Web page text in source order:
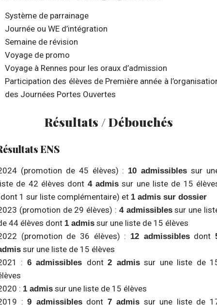
Système de parrainage
Journée ou WE d’intégration
Semaine de révision
Voyage de promo
Voyage à Rennes pour les oraux d’admission
Participation des élèves de Première année à
des Journées Portes Ouvertes
Résultats / Débouchés
ENS
(promotion de 45 élèves) : 10 admissibles sur
de 42 élèves dont 4 admis sur une liste de 15
1 sur liste complémentaire) et 1 admis sur dossier
(promotion de 29 élèves) : 4admissiblessur une
44 élèves dont 1 admis sur une liste de 15 élèves
(promotion de 36 élèves) : 12 admissiblesdont
sur une liste de 15 élèves
: 6 admissibles dont2 admissur une liste de
: 1 admis sur une liste de 15 élèves
:9 admissiblesdont 7 admis sur une liste de